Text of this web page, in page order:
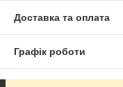
Доставка та оплата
Графік роботи